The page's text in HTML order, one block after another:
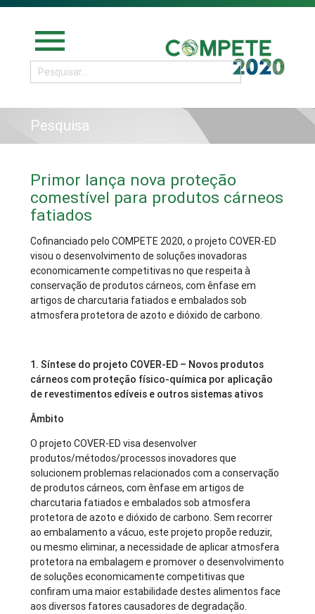
menu
Pesquisa
Primor lança nova proteção
comestível para produtos cárneos
fatiados
Cofinanciado pelo COMPETE 2020, o projeto COVER-ED
visou o desenvolvimento de soluções inovadoras
economicamente competitivas no que respeita à
conservação de produtos cárneos, com ênfase em
artigos de charcutaria fatiados e embalados sob
atmosfera protetora de azoto e dióxido de carbono.
1. Síntese do projeto COVER-ED – Novos produtos
cárneos com proteção físico-química por aplicação
de revestimentos edíveis e outros sistemas ativos
Âmbito
O projeto COVER-ED visa desenvolver
produtos/métodos/processos inovadores que
solucionem problemas relacionados com a conservação
de produtos cárneos, com ênfase em artigos de
charcutaria fatiados e embalados sob atmosfera
protetora de azoto e dióxido de carbono. Sem recorrer
ao embalamento a vácuo, este projeto propõe reduzir,
ou mesmo eliminar, a necessidade de aplicar atmosfera
protetora na embalagem e promover o desenvolvimento
de soluções economicamente competitivas que
confiram uma maior estabilidade destes alimentos face
aos diversos fatores causadores de degradação.